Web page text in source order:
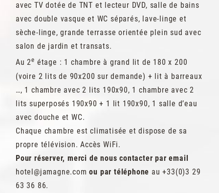
avec TV dotée de TNT et lecteur DVD, salle de bains
avec double vasque et WC séparés, lave-linge et
sèche-linge, grande terrasse orientée plein sud avec
salon de jardin et transats.
Au 2e étage : 1 chambre à grand lit de 180 x 200
(voire 2 lits de 90x200 sur demande) + lit à barreaux
…, 1 chambre avec 2 lits 190x90, 1 chambre avec 2
lits superposés 190x90 + 1 lit 190x90, 1 salle d’eau
avec douche et WC.
Chaque chambre est climatisée et dispose de sa
propre télévision. Accès WiFi.
Pour réserver, merci de nous contacter par email
hotel@jamagne.com ou par téléphone au +33(0)3 29
63 36 86.